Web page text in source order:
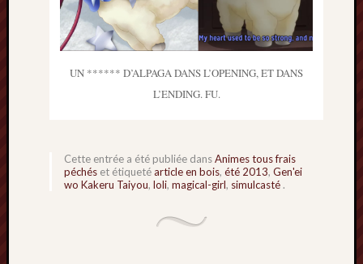
UN ****** D’ALPAGA DANS L’OPENING, ET DANS
L’ENDING. FU.
Cette entrée a été publiée dansAnimes tous frais
péchés et étiquetéarticle en bois, été 2013, Gen'ei
wo Kakeru Taiyou, loli, magical-girl, simulcasté .